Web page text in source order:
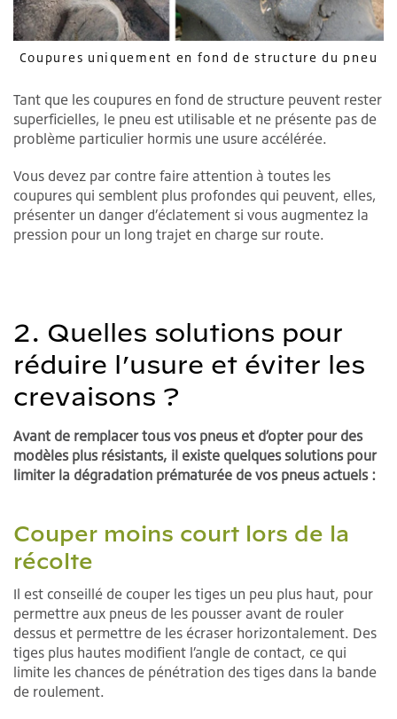
Coupures uniquement en fond de structure du pneu
Tant que les coupures en fond de structure peuvent rester
superficielles, le pneu est utilisable et ne présente pas de
problème particulier hormis une usure accélérée.
Vous devez par contre faire attention à toutes les
coupures qui semblent plus profondes qui peuvent, elles,
présenter un danger d’éclatement si vous augmentez la
pression pour un long trajet en charge sur route.
2. Quelles solutions pour
réduire l’usure et éviter les
crevaisons ?
Avant de remplacer tous vos pneus et d’opter pour des
modèles plus résistants, il existe quelques solutions pour
limiter la dégradation prématurée de vos pneus actuels :
Couper moins court lors de la
récolte
Il est conseillé de couper les tiges un peu plus haut, pour
permettre aux pneus de les pousser avant de rouler
dessus et permettre de les écraser horizontalement. Des
tiges plus hautes modifient l’angle de contact, ce qui
limite les chances de pénétration des tiges dans la bande
de roulement.